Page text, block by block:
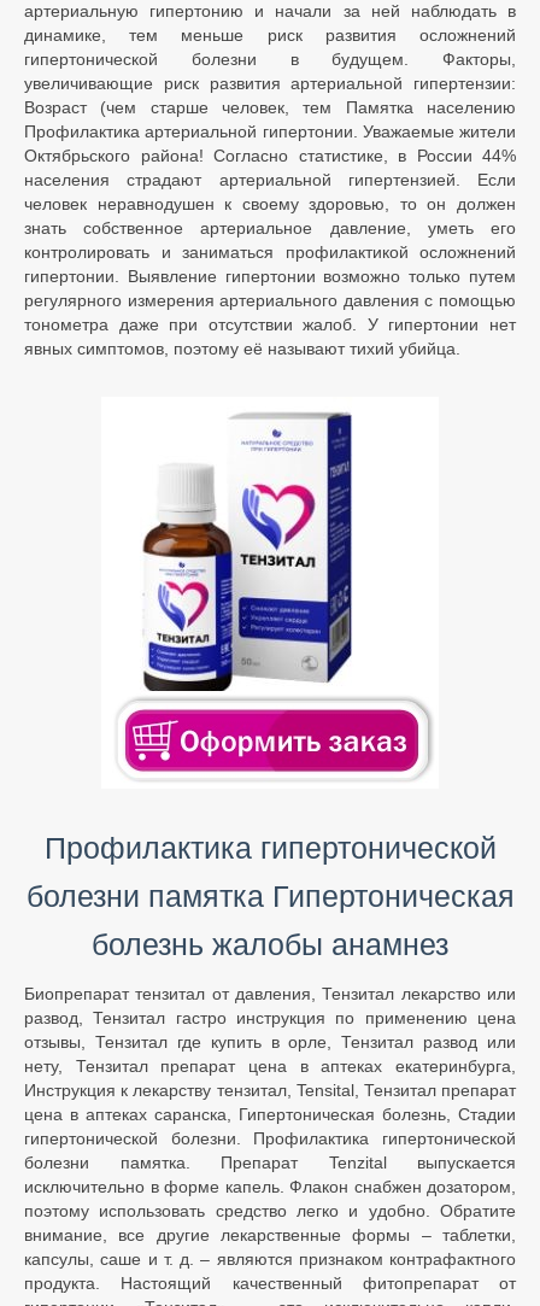
артериальную гипертонию и начали за ней наблюдать в
динамике, тем меньше риск развития осложнений
гипертонической болезни в будущем. Факторы,
увеличивающие риск развития артериальной гипертензии:
Возраст (чем старше человек, тем Памятка населению
Профилактика артериальной гипертонии. Уважаемые жители
Октябрьского района! Согласно статистике, в России 44%
населения страдают артериальной гипертензией. Если
человек неравнодушен к своему здоровью, то он должен
знать собственное артериальное давление, уметь его
контролировать и заниматься профилактикой осложнений
гипертонии. Выявление гипертонии возможно только путем
регулярного измерения артериального давления с помощью
тонометра даже при отсутствии жалоб. У гипертонии нет
явных симптомов, поэтому её называют тихий убийца.
Профилактика гипертонической
болезни памятка Гипертоническая
болезнь жалобы анамнез
Биопрепарат тензитал от давления, Тензитал лекарство или
развод, Тензитал гастро инструкция по применению цена
отзывы, Тензитал где купить в орле, Тензитал развод или
нету, Тензитал препарат цена в аптеках екатеринбурга,
Инструкция к лекарству тензитал, Tensital, Тензитал препарат
цена в аптеках саранска, Гипертоническая болезнь, Стадии
гипертонической болезни. Профилактика гипертонической
болезни памятка. Препарат Tenzital выпускается
исключительно в форме капель. Флакон снабжен дозатором,
поэтому использовать средство легко и удобно. Обратите
внимание, все другие лекарственные формы – таблетки,
капсулы, саше и т. д. – являются признаком контрафактного
продукта. Настоящий качественный фитопрепарат от